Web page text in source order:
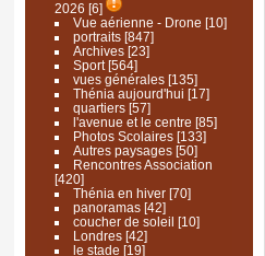
2026 [6]
Vue aérienne - Drone [10]
portraits[847]
Archives [23]
Sport[564]
vues générales[135]
Thénia aujourd'hui [17]
quartiers[57]
l'avenue et le centre [85]
Photos Scolaires[133]
Autres paysages[50]
Rencontres Association
[420]
Thénia en hiver[70]
panoramas[42]
coucher de soleil [10]
Londres[42]
le stade [19]